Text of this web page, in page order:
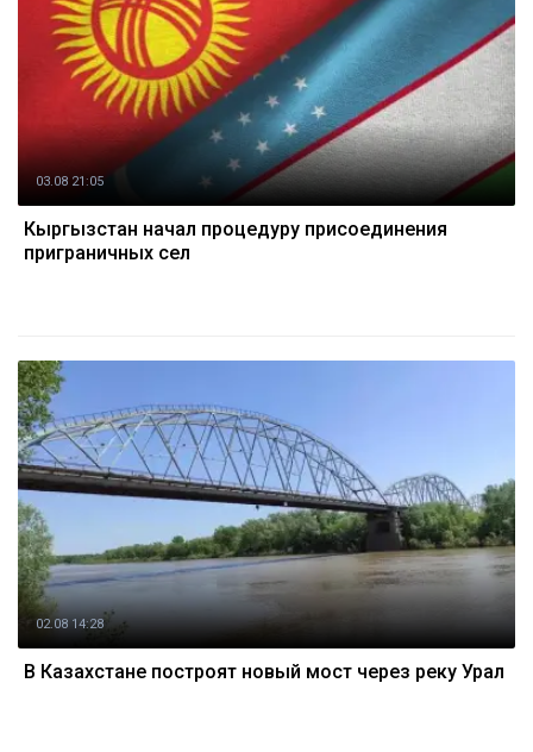
03.08 21:05
Кыргызстан начал процедуру присоединения
приграничных сел
02.08 14:28
В Казахстане построят новый мост через реку Урал